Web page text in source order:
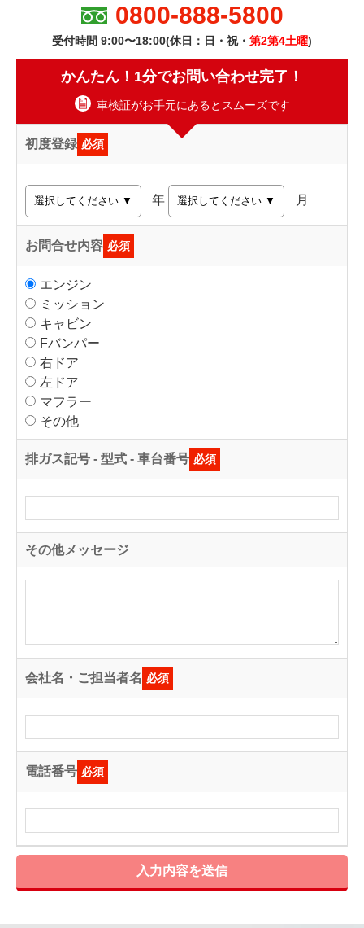
0800-888-5800
受付時間 9:00〜18:00(休日：日・祝・ 第2第4土曜)
かんたん！1分でお問い合わせ完了！
車検証がお手元にあるとスムーズです
初度登録 必須
年 月
お問合せ内容 必須
エンジン
ミッション
キャビン
Fバンパー
右ドア
左ドア
マフラー
その他
排ガス記号 - 型式 - 車台番号 必須
その他メッセージ
会社名・ご担当者名 必須
電話番号 必須
入力内容を送信